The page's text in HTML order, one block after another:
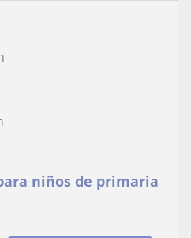
niños de primaria